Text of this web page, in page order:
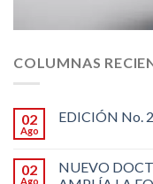
COLUMNAS
02
Ago
EDICIÓN No.
02
Ago
NUEVO